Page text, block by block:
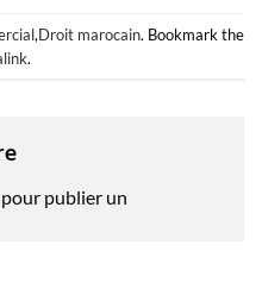
,Droit marocain. Bookmark the
.
pour publier un